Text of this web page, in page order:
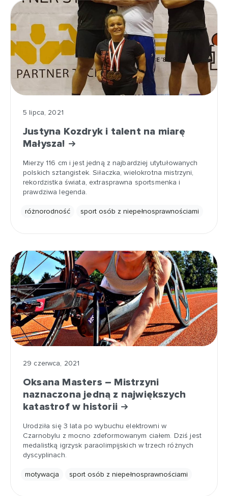
5 lipca, 2021
Justyna Kozdryk i talent na miarę
Małysza!
Mierzy 116 cm i jest jedną z najbardziej utytułowanych
polskich sztangistek. Siłaczka, wielokrotna mistrzyni,
rekordzistka świata, extrasprawna sportsmenka i
prawdziwa legenda.
różnorodność sport osób z niepełnosprawnościami
29 czerwca, 2021
Oksana Masters – Mistrzyni
naznaczona jedną z największych
katastrof w historii
Urodziła się 3 lata po wybuchu elektrowni w
Czarnobylu z mocno zdeformowanym ciałem. Dziś jest
medalistką igrzysk paraolimpijskich w trzech różnych
dyscyplinach.
motywacja sport osób z niepełnosprawnościami